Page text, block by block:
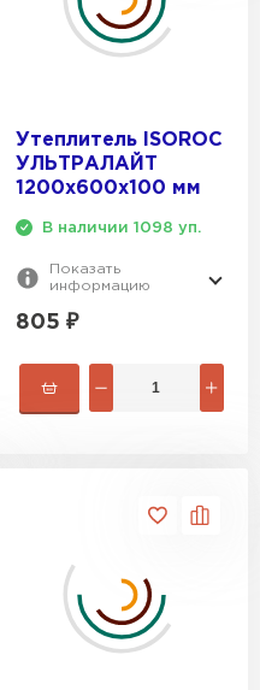
Утеплитель ISOROC
УЛЬТРАЛАЙТ
1200х600х100 мм
В наличии 1098 уп.
Показать
информацию
805 ₽
Izolife